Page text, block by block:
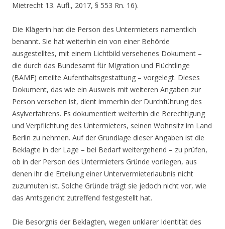
Mietrecht 13. Aufl., 2017, § 553 Rn. 16).
Die Klägerin hat die Person des Untermieters namentlich
benannt. Sie hat weiterhin ein von einer Behörde
ausgestelltes, mit einem Lichtbild versehenes Dokument –
die durch das Bundesamt für Migration und Flüchtlinge
(BAMF) erteilte Aufenthaltsgestattung – vorgelegt. Dieses
Dokument, das wie ein Ausweis mit weiteren Angaben zur
Person versehen ist, dient immerhin der Durchführung des
Asylverfahrens. Es dokumentiert weiterhin die Berechtigung
und Verpflichtung des Untermieters, seinen Wohnsitz im Land
Berlin zu nehmen. Auf der Grundlage dieser Angaben ist die
Beklagte in der Lage – bei Bedarf weitergehend – zu prüfen,
ob in der Person des Untermieters Gründe vorliegen, aus
denen ihr die Erteilung einer Untervermieterlaubnis nicht
zuzumuten ist. Solche Gründe trägt sie jedoch nicht vor, wie
das Amtsgericht zutreffend festgestellt hat.
Die Besorgnis der Beklagten, wegen unklarer Identität des